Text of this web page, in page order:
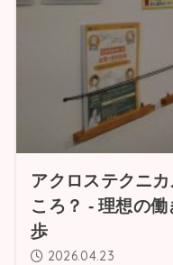
アクロステクニ
ころ？ ‐ 理想の
歩
2026.04.23